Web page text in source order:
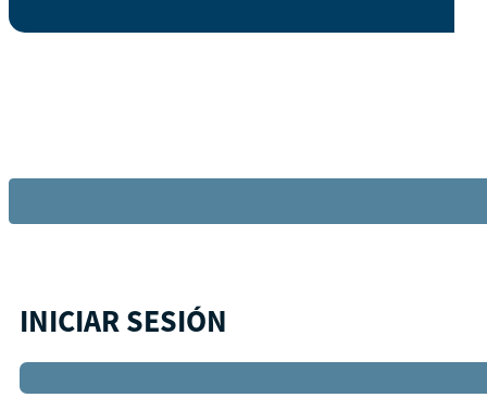
INICIAR SESIÓN